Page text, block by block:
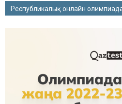
Республикалық онлайн